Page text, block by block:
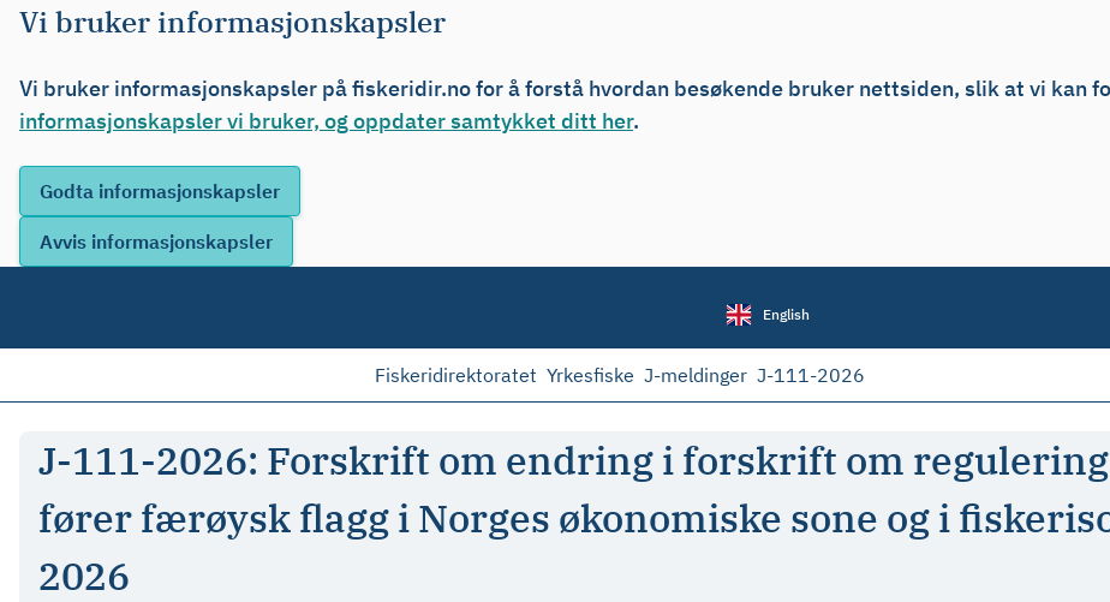
Vi bruker informasjonskapsler
Vi bruker informasjonskapsler på fiskeridir.no for å forstå hvordan besøkende bruker nettsiden, slik at vi kan
informasjonskapsler vi bruker, og oppdater samtykket ditt her.
English
Fiskeridirektoratet Yrkesfiske J-meldinger J-111-2026
J-111-2026: Forskrift om endring i forskrift om
fører færøysk flagg i Norges økonomiske sone og i
2026